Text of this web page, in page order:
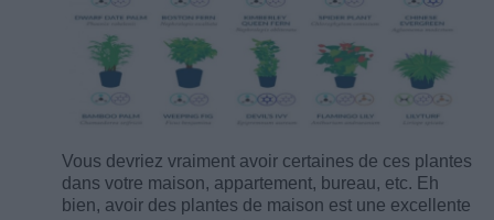
Vous devriez vraiment avoir certaines de ces plantes
dans votre maison, appartement, bureau, etc. Eh
bien, avoir des plantes de maison est une excellente